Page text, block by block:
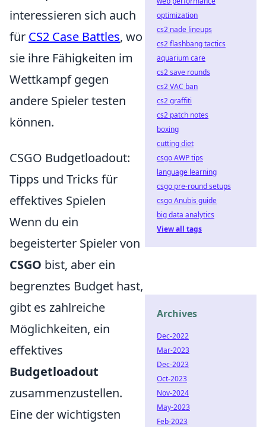
interessieren sich auch
für CS2 Case Battles, wo
sie ihre Fähigkeiten im
Wettkampf gegen
andere Spieler testen
können.
CSGO Budgetloadout:
Tipps und Tricks für
effektives Spielen
Wenn du ein
begeisterter Spieler von
CSGO bist, aber ein
begrenztes Budget hast,
gibt es zahlreiche
Möglichkeiten, ein
effektives
Budgetloadout
zusammenzustellen.
Eine der wichtigsten
optimization
cs2 nade lineups
cs2 flashbang tactics
aquarium care
cs2 save rounds
cs2 VAC ban
cs2 graffiti
cs2 patch notes
boxing
cutting diet
csgo AWP tips
language learning
csgo pre-round setups
csgo Anubis guide
big data analytics
View all tags
Archives
Dec-2022
Mar-2023
Dec-2023
Oct-2023
Nov-2024
May-2023
Feb-2023